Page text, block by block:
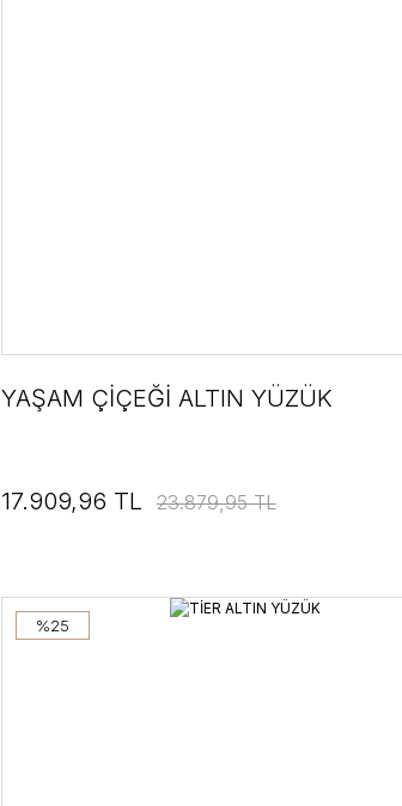
YAŞAM ÇİÇEĞİ ALTIN YÜZÜK
17.909,96 TL 23.879,95 TL
%25